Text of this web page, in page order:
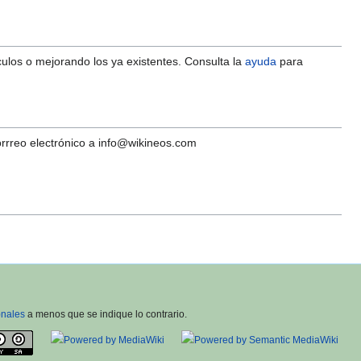
o mejorando los ya existentes. Consulta la ayuda para
electrónico a info@wikineos.com
a menos que se indique lo contrario.